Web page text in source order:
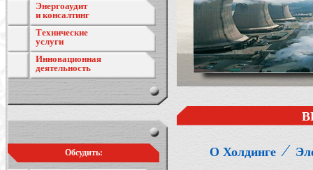
Энергоаудит
и консалтинг
Технические
услуги
Инновационная
деятельность
Обсудить: О Холдинге ⁄